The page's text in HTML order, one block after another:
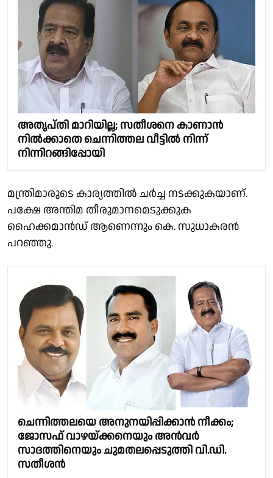
അതൃപ്തി മാറിയില്ല; സതീശനെ കാണാൻ
നിൽക്കാതെ ചെന്നിത്തല വീട്ടിൽ നിന്ന്
നിന്നിറങ്ങിപ്പോയി
മന്ത്രിമാരുടെ കാര്യത്തിൽ ചർച്ച നടക്കുകയാണ്.
പക്ഷേ അന്തിമ തീരുമാനമെടുക്കുക
ഹൈക്കമാൻഡ് ആണെന്നും കെ. സുധാകരൻ
പറഞ്ഞു.
ചെന്നിത്തലയെ അനുനയിപ്പിക്കാൻ നീക്കം;
ജോസഫ് വാഴയ്ക്കനെയും അന്‍വര്‍
സാദത്തിനെയും ചുമതലപ്പെടുത്തി വി.ഡി.
സതീശന്‍